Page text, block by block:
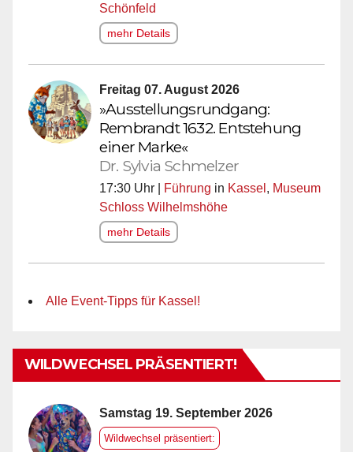
Schönfeld
mehr Details
Freitag 07. August 2026
»Ausstellungsrundgang:
Rembrandt 1632. Entstehung
einer Marke«
Dr. Sylvia Schmelzer
17:30 Uhr | Führung in Kassel , Museum
Schloss Wilhelmshöhe
mehr Details
Alle Event-Tipps für Kassel!
WILDWECHSEL PRÄSENTIERT!
Samstag 19. September 2026
Wildwechsel präsentiert: